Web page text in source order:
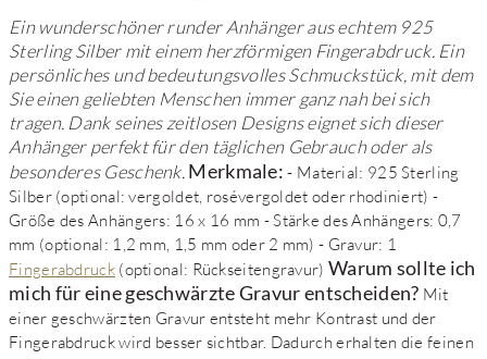
Ein wunderschöner runder Anhänger aus echtem 925
Sterling Silber mit einem herzförmigen Fingerabdruck. Ein
persönliches und bedeutungsvolles Schmuckstück, mit dem
Sie einen geliebten Menschen immer ganz nah bei sich
tragen. Dank seines zeitlosen Designs eignet sich dieser
Anhänger perfekt für den täglichen Gebrauch oder als
besonderes Geschenk. Merkmale: - Material: 925 Sterling
Silber (optional: vergoldet, rosévergoldet oder rhodiniert) -
Größe des Anhängers: 16 x 16 mm - Stärke des Anhängers: 0,7
mm (optional: 1,2 mm, 1,5 mm oder 2 mm) - Gravur: 1
Fingerabdruck(optional: Rückseitengravur) Warum sollte ich
mich für eine geschwärzte Gravur entscheiden? Mit
einer geschwärzten Gravur entsteht mehr Kontrast und der
Fingerabdruck wird besser sichtbar. Dadurch erhalten die feinen